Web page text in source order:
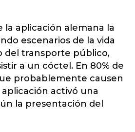
la aplicación alemana la
escenarios de la vida
del transporte público,
a un cóctel. En 80% de
probablemente causen
activó una
la presentación del